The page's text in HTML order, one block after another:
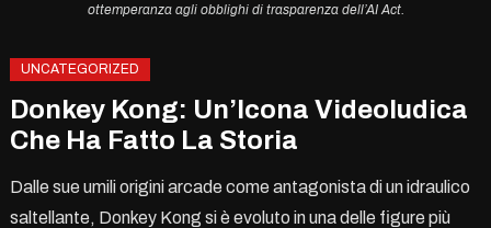
ottemperanza agli obblighi di trasparenza dell’AI Act.
UNCATEGORIZED
Donkey Kong: Un’Icona Videoludica
Che Ha Fatto La Storia
Dalle sue umili origini arcade come antagonista di un idraulico
saltellante, Donkey Kong si è evoluto in una delle figure più